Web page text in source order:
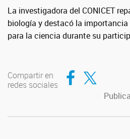
La investigadora del CONICET
biología y destacó la
para la ciencia durante su
Compartir en
redes sociales
Compartir en Facebook
Compartir en Twitter